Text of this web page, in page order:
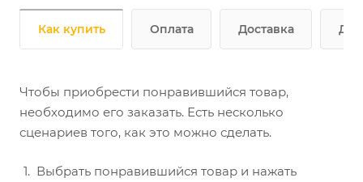
Как купить Оплата Доставка
Чтобы приобрести понравившийся товар,
необходимо его заказать. Есть несколько
сценариев того, как это можно сделать.
Выбрать понравившийся товар и нажать